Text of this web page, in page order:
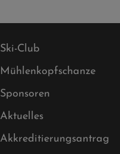
Ski-Club
Mühlenkopfschanze
Sponsoren
Aktuelles
Akkreditierungsantrag